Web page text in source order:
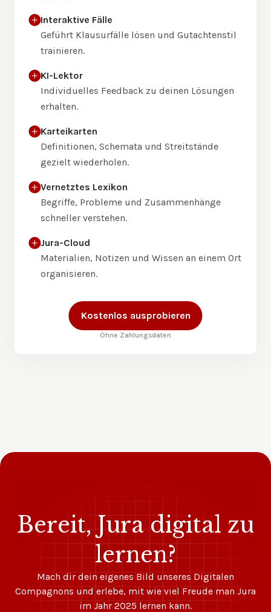
Interaktive Fälle
Geführt Klausurfälle lösen und Gutachtenstil
trainieren.
KI-Lektor
Individuelles Feedback zu deinen Lösungen
erhalten.
Karteikarten
Definitionen, Schemata und Streitstände
gezielt wiederholen.
Vernetztes Lexikon
Begriffe, Probleme und Zusammenhänge
schneller verstehen.
Jura-Cloud
Materialien, Notizen und Wissen an einem Ort
organisieren.
Kostenlos ausprobieren
Ohne Zahlungsdaten
Bereit, Jura digital zu
lernen?
Mach dir dein eigenes Bild unseres Digitalen
Compagnons und erlebe, mit wie viel Freude man Jura
im Jahr 2025 lernen kann.